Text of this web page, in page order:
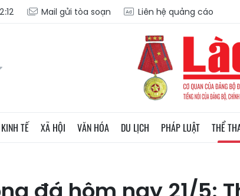
Mail gửi tòa soạn Liên hệ quảng cáo
KINH TẾ XÃ HỘI VĂN HÓA DU LỊCH PHÁP LUẬT THỂ